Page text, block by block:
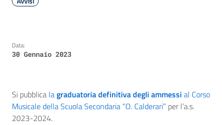
Data:
30 Gennaio 2023
Si pubblica lagraduatoria definitiva degli ammessi al Corso
Musicale della Scuola Secondaria “O. Calderari” per l’a.s.
2023-2024.